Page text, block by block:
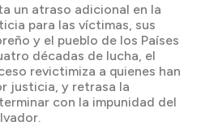
un atraso adicional en la
para las víctimas, sus
y el pueblo de los Países
décadas de lucha, el
revictimiza a quienes han
justicia, y retrasa la
con la impunidad del